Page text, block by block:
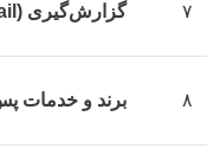
۷ گزارش‌گیری (Audit Trail):
۸ برند و خدمات